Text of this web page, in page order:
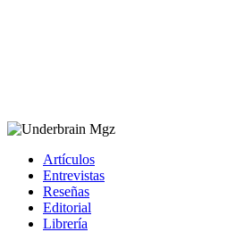
Artículos
Entrevistas
Reseñas
Editorial
Librería